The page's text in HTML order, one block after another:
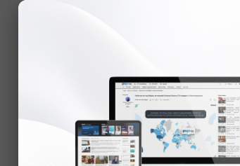
Цаг тооны бичиг
Өрнийн зурхай
Дорнын зурхай